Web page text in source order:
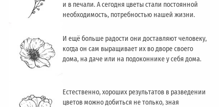
и в печали. А сегодня цветы стали постоянной
необходимость, потребностью нашей жизни.
И ещё больше радости они доставляют человеку,
когда он сам выращивает их во дворе своего
дома, на даче или на подоконнике у себя дома.
Естественно, хороших результатов в разведении
цветов можно добиться не только, зная